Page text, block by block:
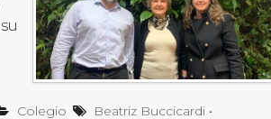
Colegio Beatriz Buccicardi•